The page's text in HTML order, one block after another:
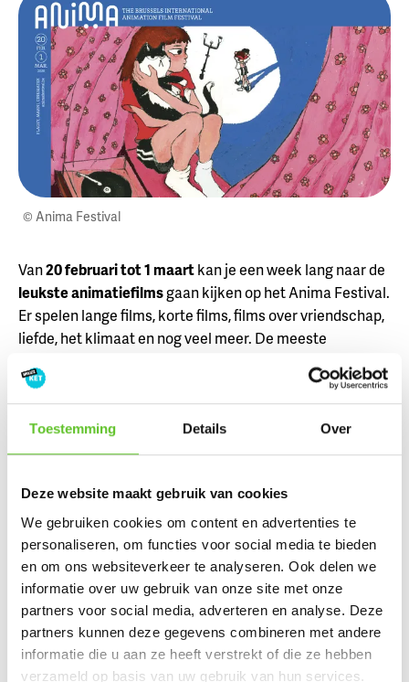
Toestemming Details Over
Deze website maakt gebruik van cookies
We gebruiken cookies om content en advertenties te
personaliseren, om functies voor social media te bieden
en om ons websiteverkeer te analyseren. Ook delen we
informatie over uw gebruik van onze site met onze
partners voor social media, adverteren en analyse. Deze
partners kunnen deze gegevens combineren met andere
informatie die u aan ze heeft verstrekt of die ze hebben
verzameld op basis van uw gebruik van hun services.
© Anima Festival
Van20 februari tot 1 maartkan je een week lang naar de
leukste animatiefilmsgaan kijken op het Anima Festival.
Er spelen lange films, korte films, films over vriendschap,
liefde, het klimaat en nog veel meer. De meeste
deze website
vind je het hele programma terug. Wil je
kans maken omgratiste gaan? doe dan mee aanonze
wedstrijd! 🎟️
Carnaval in Brussel